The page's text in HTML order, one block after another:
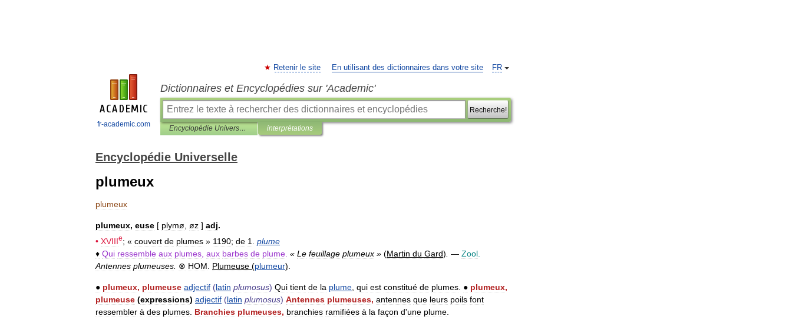
fr-academic.com
FR
Retenir le site En utilisant des dictionnaires dans votre site
Dictionnaires et Encyclopédies sur 'Academic'
Recherche!
Encyclopédie Universelle interprétations
Encyclopédie Universelle
plumeux
plumeux
plumeux, euse [ plymø øz ] adj.
• XVIIIe; « couvert de plumes » 1190; de 1
plume
♦ Qui ressemble aux plumes aux barbes de plume « Le feuillage plumeux » (Martin du Gard) — Zool
Antennes plumeuses ⊗ HOM Plumeuse (plumeur)
● plumeux, plumeuse adjectif (latin plumosus) Qui tient de la plume qui est constitué de plumes ● plumeux,
plumeuse (expressions) adjectif (latin plumosus) Antennes plumeuses, antennes que leurs poils font
ressembler à des plumes Branchies plumeuses, branchies ramifiées à la façon d'une plume